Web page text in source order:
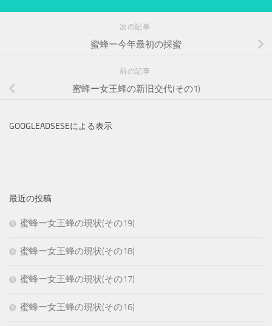
次の記事
蜜蜂ー今年最初の採蜜
前の記事
蜜蜂ー女王蜂の新旧交代(その1)
GOOGLEADSESEによる表示
最近の投稿
蜜蜂ー女王蜂の現状(その19)
蜜蜂ー女王蜂の現状(その18)
蜜蜂ー女王蜂の現状(その17)
蜜蜂ー女王蜂の現状(その16)